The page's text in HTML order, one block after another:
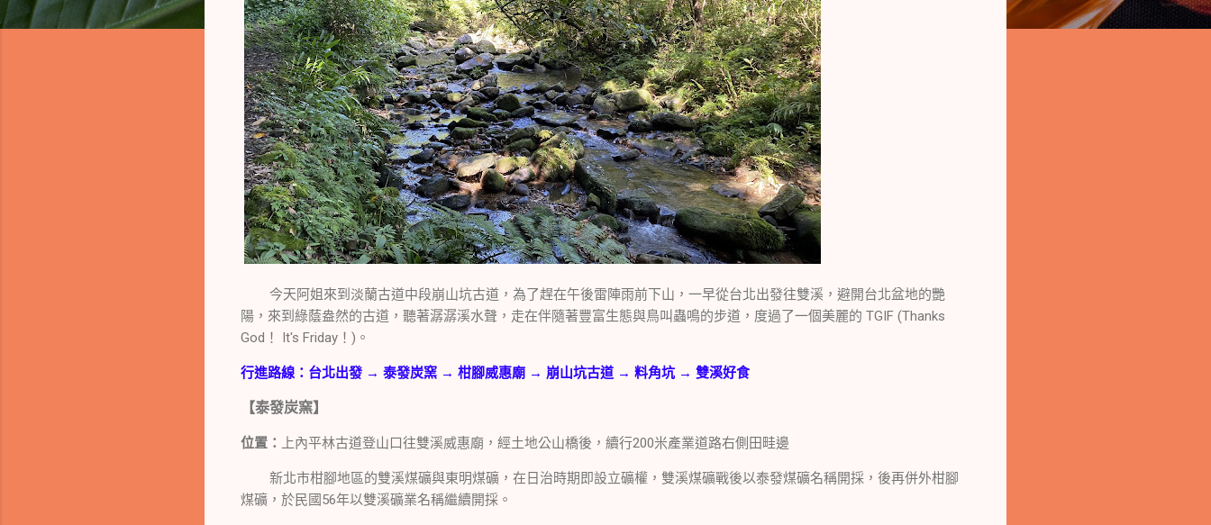
今天阿姐來到淡蘭古道中段崩山坑古道，為了趕在午後雷陣雨前下山，一早從台北出發往雙溪，避開台北盆地的艷
陽，來到綠蔭盎然的古道，聽著潺潺溪水聲，走在伴隨著豐富生態與鳥叫蟲鳴的步道，度過了一個美麗的 TGIF (Thanks
God！ It's Friday！)。
行進路線：台北出發 → 泰發炭窯 → 柑腳威惠廟 → 崩山坑古道 → 料角坑 → 雙溪好食
【泰發炭窯】
位置： 上內平林古道登山口往雙溪威惠廟，經土地公山橋後，續行200米產業道路右側田畦邊
新北市柑腳地區的雙溪煤礦與東明煤礦，在日治時期即設立礦權，雙溪煤礦戰後以泰發煤礦名稱開採，後再併外柑腳
煤礦，於民國56年以雙溪礦業名稱繼續開採。